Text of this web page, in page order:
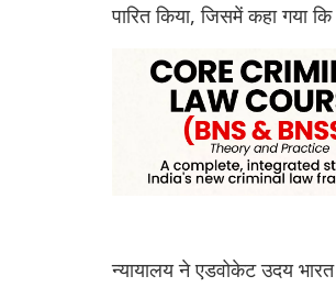
पारित किया, जिसमें कहा गया
न्यायालय ने एडवोकेट उदय